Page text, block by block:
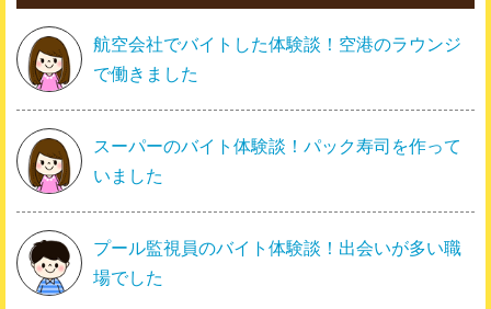
航空会社でバイトした体験談！空港のラウンジ
で働きました
スーパーのバイト体験談！パック寿司を作って
いました
プール監視員のバイト体験談！出会いが多い職
場でした